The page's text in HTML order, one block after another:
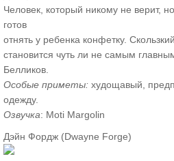
Человек, который никому не верит,
готов
отнять у ребенка конфетку.
становится чуть ли не самым
Белликов.
Особые приметы: худощавый,
одежду.
Озвучка: Moti Margolin
Дэйн Фордж (Dwayne Forge)